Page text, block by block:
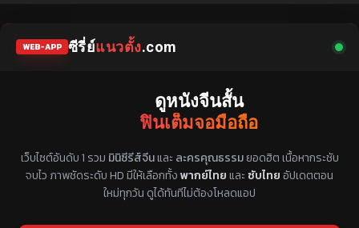
WEB-APP ซีรี่ย์แนวตั้ง.com
ดูหนังจีนสั้น
ฟินเต็มจอมือถือ
เว็บไซต์อันดับ 1 รวม มินิซีรีส์จีนและ ละครคุณธรรมยอดฮิต เนื้อหากระชับ
จบไว ภาพชัดระดับ HD มีให้เลือกทั้งพากย์ไทยและ ซับไทยอัปเดตตอน
ใหม่ทุกวัน ดูได้ทันทีไม่ต้องโหลดแอป